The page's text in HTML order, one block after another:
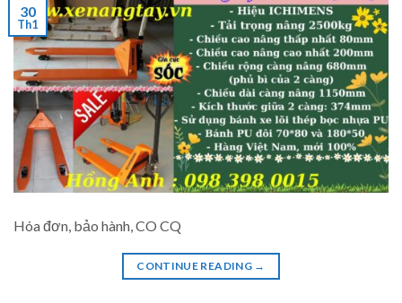
30
Th1
Hóa đơn, bảo hành, CO CQ
CONTINUE READING →